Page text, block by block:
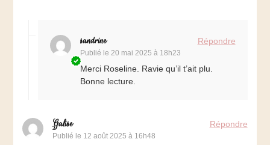
sandrine
Publié le20 mai 2025 à 18h23
Répondre
Merci Roseline. Ravie qu’il t’ait plu.
Bonne lecture.
Galise
Publié le 12 août 2025 à 16h48
Répondre